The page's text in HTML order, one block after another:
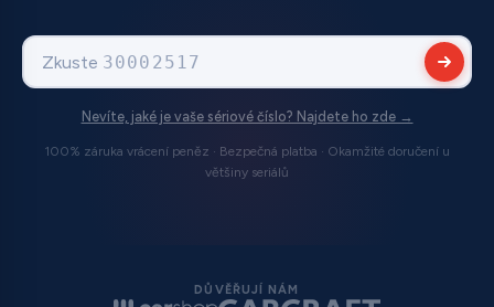
Zkuste T00BE309752008
Nevíte, jaké je vaše sériové číslo? Najdete ho zde →
100% záruka vrácení peněz · Bezpečná platba · Okamžité doručení u
většiny seriálů
DŮVĚŘUJÍ NÁM